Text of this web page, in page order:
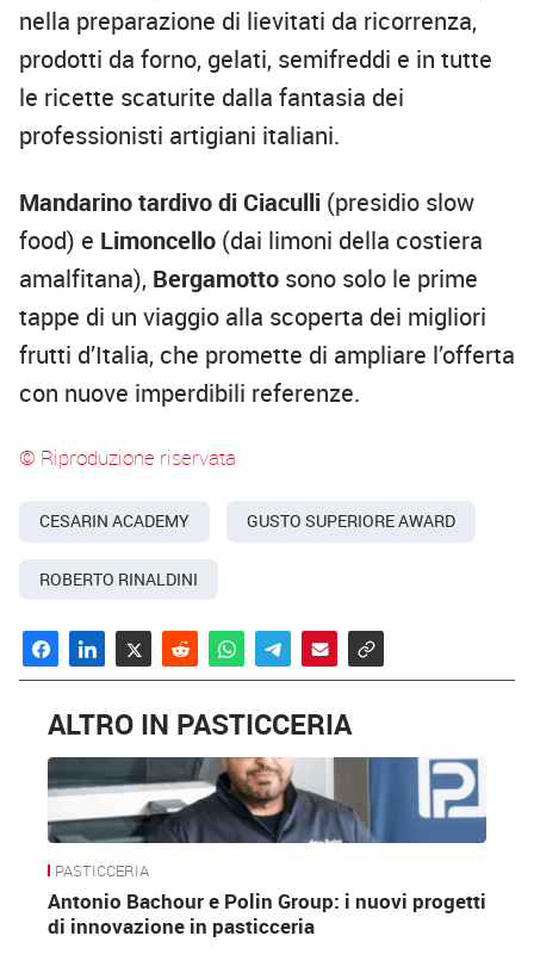
nella preparazione di lievitati da ricorrenza,
prodotti da forno, gelati, semifreddi e in tutte
le ricette scaturite dalla fantasia dei
professionisti artigiani italiani.
Mandarino tardivo di Ciaculli (presidio slow
food) e Limoncello (dai limoni della costiera
amalfitana), Bergamotto sono solo le prime
tappe di un viaggio alla scoperta dei migliori
frutti d’Italia, che promette di ampliare l’offerta
con nuove imperdibili referenze.
© Riproduzione riservata
CESARIN ACADEMY GUSTO SUPERIORE AWARD
ROBERTO RINALDINI
ALTRO IN PASTICCERIA
PASTICCERIA
Antonio Bachour e Polin Group: i nuovi progetti
di innovazione in pasticceria